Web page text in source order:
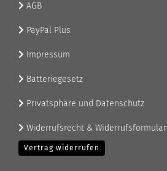
AGB
PayPal Plus
Impressum
Batteriegesetz
Privatsphäre und Datenschutz
Widerrufsrecht & Widerrufsformular
Vertrag widerrufen